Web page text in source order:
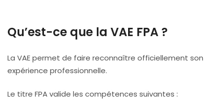
Qu’est-ce que la VAE FPA ?
La VAE permet de faire reconnaître officiellement son
expérience professionnelle.
Le titre FPA valide les compétences suivantes :